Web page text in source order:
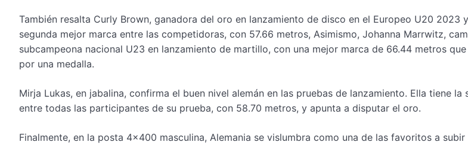
También resalta Curly Brown, ganadora del oro en lanzamiento de disco en el Europeo U20 2023
segunda mejor marca entre las competidoras, con 57.66 metros, Asimismo, Johanna Marrwitz,
subcampeona nacional U23 en lanzamiento de martillo, con una mejor marca de 66.44 metros
por una medalla.
Mirja Lukas, en jabalina, confirma el buen nivel alemán en las pruebas de lanzamiento. Ella tiene la
entre todas las participantes de su prueba, con 58.70 metros, y apunta a disputar el oro.
Finalmente, en la posta 4×400 masculina, Alemania se vislumbra como una de las favoritos a